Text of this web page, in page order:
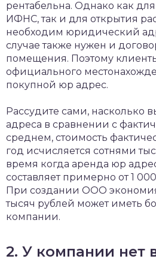
рентабельна. Однако как
ИФНС, так и для открытия
необходим юридический
случае также нужен и
помещения. Поэтому
официального
покупной юр адрес.
Рассудите сами, насколько
адреса в сравнении с
среднем, стоимость
год исчисляется сотнями
время когда аренда юр
составляет примерно от 1
При создании ООО
тысяч рублей может иметь
компании.
2. У компании нет